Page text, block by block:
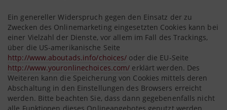
Ein genereller Widerspruch gegen den Einsatz der zu
Zwecken des Onlinemarketing eingesetzten Cookies kann bei
einer Vielzahl der Dienste, vor allem im Fall des Trackings,
über die US-amerikanische Seite
http://www.aboutads.info/choices/ oder die EU-Seite
http://www.youronlinechoices.com/ erklärt werden. Des
Weiteren kann die Speicherung von Cookies mittels deren
Abschaltung in den Einstellungen des Browsers erreicht
werden. Bitte beachten Sie, dass dann gegebenenfalls nicht
alle Funktionen dieses Onlineangebotes genutzt werden